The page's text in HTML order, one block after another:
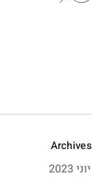
Archives
יוני 2023